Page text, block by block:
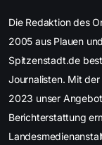
Die Redaktion des
2005 aus Plauen
Spitzenstadt.de
Journalisten. Mit
2023 unser
Berichterstattung